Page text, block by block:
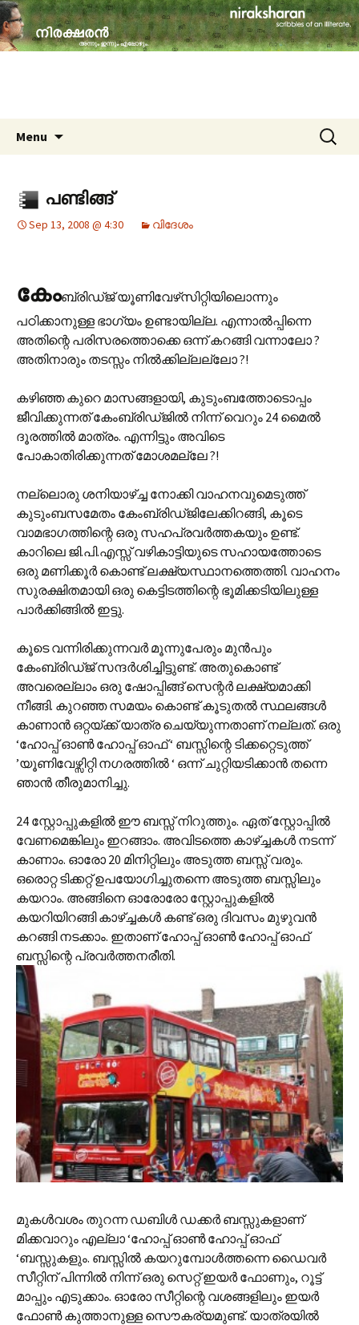
niraksharan (നിരക്ഷരൻ)
travelogues, book reviews, social issues,
cinema, memories & lot more…
Menu
Search
for:
പണ്ടിങ്ങ്
Sep 13, 2008 @ 4:30 വിദേശം
കേംബ്രിഡ്‌ജ് യൂണിവേഴ്‌സിറ്റിയിലൊന്നും
പഠിക്കാനുള്ള ഭാഗ്യം ഉണ്ടായില്ല. എന്നാല്‍പ്പിന്നെ
അതിന്റെ പരിസരത്തൊക്കെ ഒന്ന് കറങ്ങി വന്നാലോ ?
അതിനാരും തടസ്സം നില്‍ക്കില്ലല്ലോ ?!
കഴിഞ്ഞ കുറെ മാസങ്ങളായി, കുടുംബത്തോടൊപ്പം
ജീവിക്കുന്നത് കേംബ്രിഡ്‌ജില്‍ നിന്ന് വെറും 24 മൈല്‍
ദൂരത്തില്‍ മാത്രം. എന്നിട്ടും അവിടെ
പോകാതിരിക്കുന്നത് മോശമല്ലേ ?!
നല്ലൊരു ശനിയാഴ്ച്ച നോക്കി വാഹനവുമെടുത്ത്
കുടുംബസമേതം കേംബ്രിഡ്‌ജിലേക്കിറങ്ങി, കൂടെ
വാമഭാഗത്തിന്റെ ഒരു സഹപ്രവര്‍ത്തകയും ഉണ്ട്.
കാറിലെ ജി.പി.എസ്സ് വഴികാട്ടിയുടെ സഹായത്തോടെ
ഒരു മണിക്കൂര്‍ കൊണ്ട് ലക്ഷ്യസ്ഥാനത്തെത്തി. വാഹനം
സുരക്ഷിതമായി ഒരു കെട്ടിടത്തിന്റെ ഭൂമിക്കടിയിലുള്ള
പാര്‍ക്കിങ്ങില്‍ ഇട്ടു.
കൂടെ വന്നിരിക്കുന്നവര്‍ മൂന്നുപേരും മുന്‍‌പും
കേംബ്രിഡ്ജ് സന്ദര്‍ശിച്ചിട്ടുണ്ട്. അതുകൊണ്ട്
അവരെല്ലാം ഒരു ഷോപ്പിങ്ങ് സെന്റര്‍ ലക്ഷ്യമാക്കി
നീങ്ങി. കുറഞ്ഞ സമയം കൊണ്ട് കൂടുതല്‍ സ്ഥലങ്ങള്‍
കാണാന്‍ ഒറ്റയ്ക്ക് യാത്ര ചെയ്യുന്നതാണ് നല്ലത്. ഒരു
‘ഹോപ്പ് ഓണ്‍ ഹോപ്പ് ഓഫ് ‘ ബസ്സിന്റെ ടിക്കറ്റെടുത്ത്
’യൂണിവേഴ്സിറ്റി നഗരത്തില്‍ ‘ ഒന്ന് ചുറ്റിയടിക്കാന്‍ തന്നെ
ഞാന്‍ തീരുമാനിച്ചു.
24 സ്റ്റോപ്പുകളില്‍ ഈ ബസ്സ് നിറുത്തും. ഏത് സ്റ്റോപ്പില്‍
വേണമെങ്കിലും ഇറങ്ങാം. അവിടത്തെ കാഴ്ച്ചകള്‍ നടന്ന്
കാണാം. ഓരോ 20 മിനിറ്റിലും അടുത്ത ബസ്സ് വരും.
ഒരൊറ്റ ടിക്കറ്റ് ഉപയോഗിച്ചുതന്നെ അടുത്ത ബസ്സിലും‍
കയറാം. അങ്ങിനെ ഓരോരോ സ്റ്റോപ്പുകളില്‍
കയറിയിറങ്ങി കാഴ്ച്ചകള്‍ കണ്ട് ഒരു ദിവസം മുഴുവന്‍
കറങ്ങി നടക്കാം. ഇതാണ് ഹോപ്പ് ഓണ്‍ ഹോപ്പ് ഓഫ്
ബസ്സിന്റെ പ്രവര്‍ത്തനരീതി.
മുകള്‍വശം തുറന്ന ഡബിള്‍ ഡക്കര്‍ ബസ്സുകളാണ്
മിക്കവാറും എല്ലാ ‘ഹോപ്പ് ഓണ്‍ ഹോപ്പ് ഓഫ്
‘ബസ്സുകളും. ബസ്സില്‍ കയറുമ്പോള്‍ത്ത‍ന്നെ ഡൈവര്‍
സീറ്റിന് പിന്നില്‍ നിന്ന് ഒരു സെറ്റ് ഇയര്‍ ഫോണും, റൂട്ട്
മാപ്പും എടുക്കാം. ഓരോ സീറ്റിന്റെ വശങ്ങളിലും ഇയര്‍
ഫോണ്‍ കുത്താനുള്ള സൌകര്യമുണ്ട്. യാത്രയില്‍